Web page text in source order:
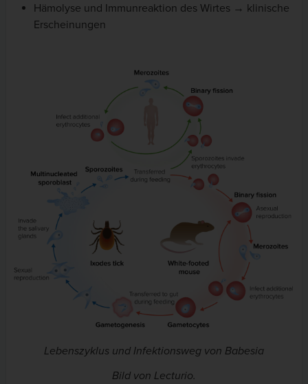
Hämolyse und Immunreaktion des Wirtes → klinische
Erscheinungen
Lebenszyklus und Infektionsweg von Babesia
Bild von Lecturio.